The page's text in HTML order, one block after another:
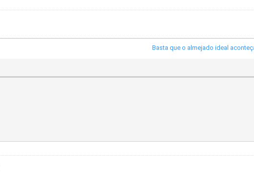
Basta que o almejado ideal